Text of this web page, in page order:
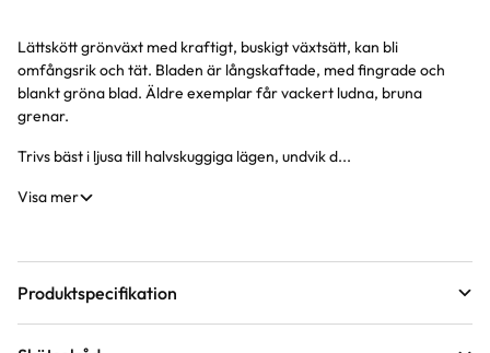
Produktinformation
Lättskött grönväxt med kraftigt, buskigt växtsätt, kan bli
omfångsrik och tät. Bladen är långskaftade, med fingrade och
blankt gröna blad. Äldre exemplar får vackert ludna, bruna
grenar.
Trivs bäst i ljusa till halvskuggiga lägen, undvik d...
Visa mer
Produktspecifikation